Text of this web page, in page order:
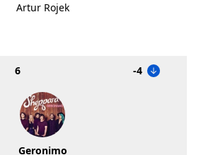
Artur Rojek
6 -4
Geronimo